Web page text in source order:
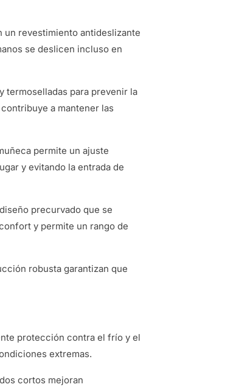
un revestimiento antideslizante
se deslicen incluso en
termoselladas para prevenir la
a mantener las
permite un ajuste
y evitando la entrada de
precurvado que se
y permite un rango de
robusta garantizan que
protección contra el frío y el
extremas.
cortos mejoran